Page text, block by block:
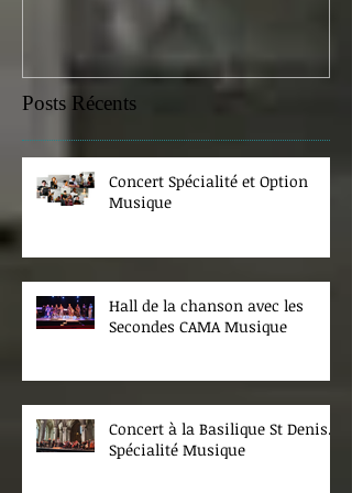
Posts Récents
Concert Spécialité et Option
Musique
Hall de la chanson avec les
Secondes CAMA Musique
Concert à la Basilique St Denis.
Spécialité Musique